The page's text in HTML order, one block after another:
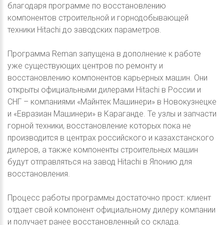
благодаря программе по восстановлению
компонентов строительной и горнодобывающей
техники Hitachi до заводских параметров.
Программа Reman запущена в дополнение к работе
уже существующих центров по ремонту и
восстановлению компонентов карьерных машин. Они
открыты официальными дилерами Hitachi в России и
СНГ – компаниями «Майнтек Машинери» в Новокузнецке
и «Евразиан Машинери» в Караганде. Те узлы и запчасти
горной техники, восстановление которых пока не
производится в центрах российского и казахстанского
дилеров, а также компоненты строительных машин
будут отправляться на завод Hitachi в Японию для
восстановления.
Процесс работы программы достаточно прост: клиент
отдает свой компонент официальному дилеру компании
и получает ранее восстановленный со склада.